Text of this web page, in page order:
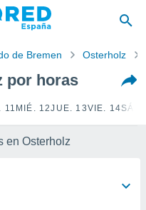
de Bremen Osterholz
por horas
11 MIÉ. 12JUE. 13VIE. 14
en Osterholz